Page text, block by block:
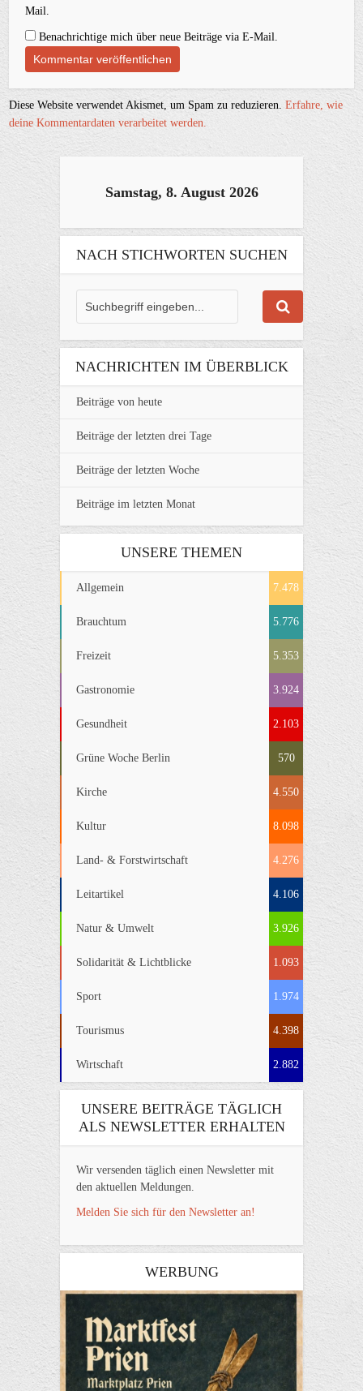
Mail.
Benachrichtige mich über neue Beiträge via E-Mail.
Diese Website verwendet Akismet, um Spam zu reduzieren.Erfahre, wie
deine Kommentardaten verarbeitet werden.
Samstag, 8. August 2026
NACH STICHWORTEN SUCHEN
NACHRICHTEN IM ÜBERBLICK
Beiträge von heute
Beiträge der letzten drei Tage
Beiträge der letzten Woche
Beiträge im letzten Monat
UNSERE THEMEN
Allgemein 7.478
Brauchtum 5.776
Freizeit 5.353
Gastronomie 3.924
Gesundheit 2.103
Grüne Woche Berlin 570
Kirche 4.550
Kultur 8.098
Land- & Forstwirtschaft 4.276
Leitartikel 4.106
Natur & Umwelt 3.926
Solidarität & Lichtblicke 1.093
Sport 1.974
Tourismus 4.398
Wirtschaft 2.882
UNSERE BEITRÄGE TÄGLICH
ALS NEWSLETTER ERHALTEN
Wir versenden täglich einen Newsletter mit
den aktuellen Meldungen.
Melden Sie sich für den Newsletter an!
WERBUNG